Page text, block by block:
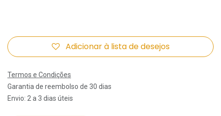
Adicionar à lista de desejos
Termos e Condições
Garantia de reembolso de 30 dias
Envio: 2 a 3 dias úteis